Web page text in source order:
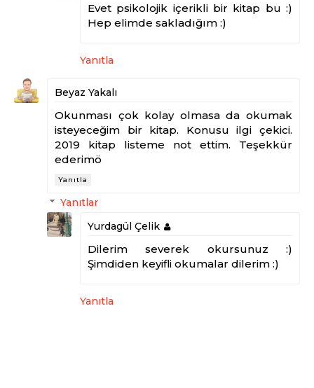
Evet psikolojik içerikli bir kitap bu :)
Hep elimde sakladığım :)
Yanıtla
Beyaz Yakalı
Okunması çok kolay olmasa da okumak
isteyeceğim bir kitap. Konusu ilgi çekici.
2019 kitap listeme not ettim. Teşekkür
ederimö
Yanıtla
Yanıtlar
Yurdagül Çelik
Dilerim severek okursunuz :)
Şimdiden keyifli okumalar dilerim :)
Yanıtla